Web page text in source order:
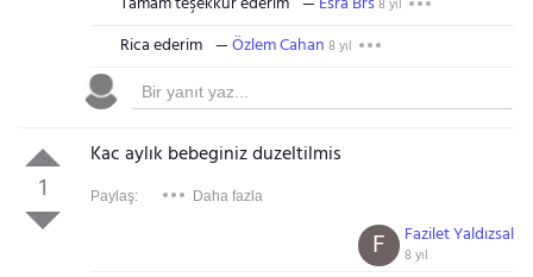
8 yıl
Rica ederim Özlem Cahan 8 yıl
1
Kac aylık bebeginiz duzeltilmis
Paylaş: Daha fazla
Fazilet Yaldızsal
8 yıl
F